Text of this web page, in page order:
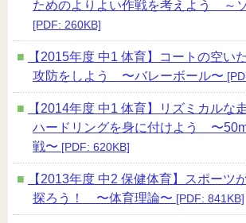
ためのよりよい作戦を考えよう ～
[PDF: 260KB]
【2015年度 中1 体育】コートの空い
攻防をしよう 〜バレーボール〜
【2014年度 中1 体育】リズミカルな
ハードリングを身に付けよう 〜
戦〜 [PDF: 620KB]
【2013年度 中2 保健体育】スポーツ
探ろう！ 〜体育理論〜 [PDF: 841KB]